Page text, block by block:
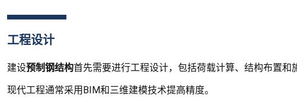
工程设计
建设预制钢结构首先需要进行工程设计，包括荷载计算、结构布置和
现代工程通常采用BIM和三维建模技术提高精度。